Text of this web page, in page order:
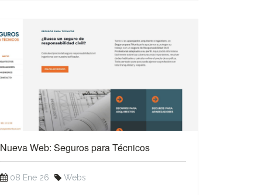
Nueva Web: Seguros para Técnicos
08 Ene 26 Webs